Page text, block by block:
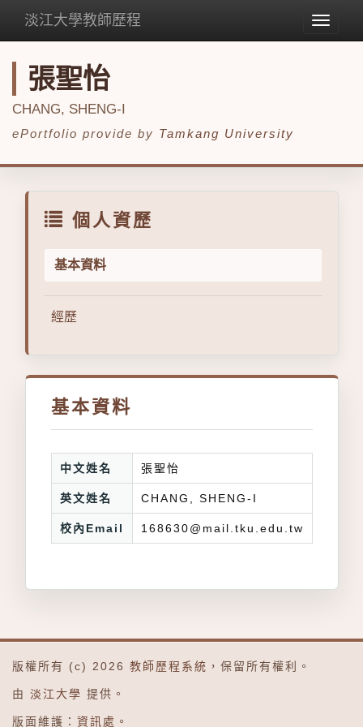
Toggle
淡江大學教師歷程
張聖怡
CHANG, SHENG-I
ePortfolio provide by Tamkang University
個人資歷
基本資料
經歷
基本資料
中文姓名 張聖怡
英文姓名 CHANG, SHENG-I
校內Email 168630@mail.tku.edu.tw
版權所有 (c) 2026 教師歷程系統 ，保留所有權利。
由 淡江大學 提供。
版面維護： 資訊處 。